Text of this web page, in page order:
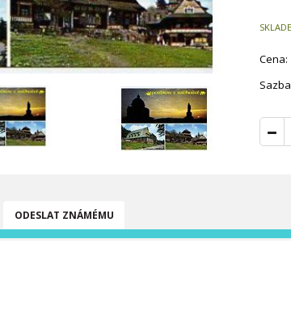
Cena:
ODESLAT ZNÁMÉMU